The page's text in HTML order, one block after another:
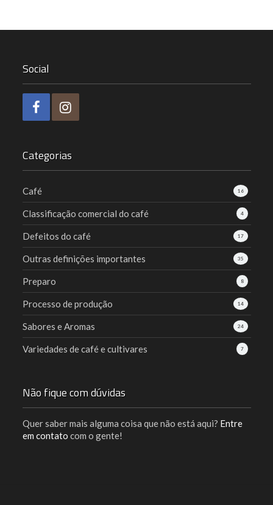
Social
Categorias
16
Café
4
Classificação comercial do café
17
Defeitos do café
35
Outras definições importantes
8
Preparo
14
Processo de produção
24
Sabores e Aromas
7
Variedades de café e cultivares
Não fique com dúvidas
Quer saber mais alguma coisa que não está aqui? Entre
em contato com o gente!